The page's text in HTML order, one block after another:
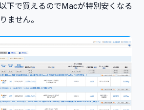
下で買えるのでMacが特別安くなる
ません。